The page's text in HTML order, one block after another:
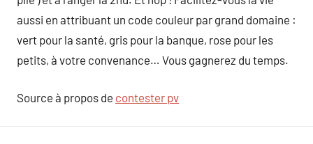
aussi en attribuant un code couleur par grand domaine :
vert pour la santé, gris pour la banque, rose pour les
petits, à votre convenance… Vous gagnerez du temps.
Source à propos de contester pv